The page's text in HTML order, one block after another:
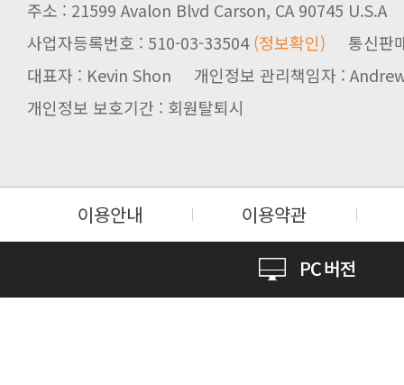
주소 : 21599 Avalon Blvd Carson, CA 90745 U.S.A
사업자등록번호 : 510-03-33504(정보확인) 통신판
대표자 : Kevin Shon 개인정보 관리책임자 :
개인정보 보호기간 : 회원탈퇴시
이용안내 이용약관